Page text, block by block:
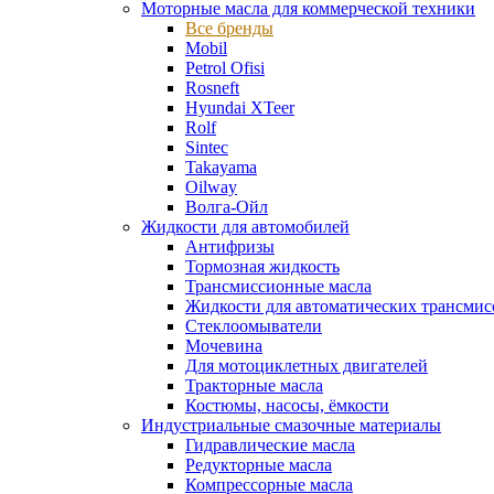
Моторные масла для коммерческой техники
Все бренды
Mobil
Petrol Ofisi
Rosneft
Hyundai XTeer
Rolf
Sintec
Takayama
Oilway
Волга-Ойл
Жидкости для автомобилей
Антифризы
Тормозная жидкость
Трансмиссионные масла
Жидкости для автоматических
Стеклоомыватели
Мочевина
Для мотоциклетных двигателей
Тракторные масла
Костюмы, насосы, ёмкости
Индустриальные смазочные материалы
Гидравлические масла
Редукторные масла
Компрессорные масла